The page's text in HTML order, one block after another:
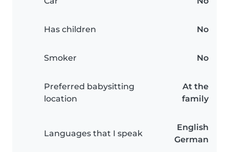
Has children No
Smoker No
Preferred babysitting
location
At the
family
Languages that I speak
English
German